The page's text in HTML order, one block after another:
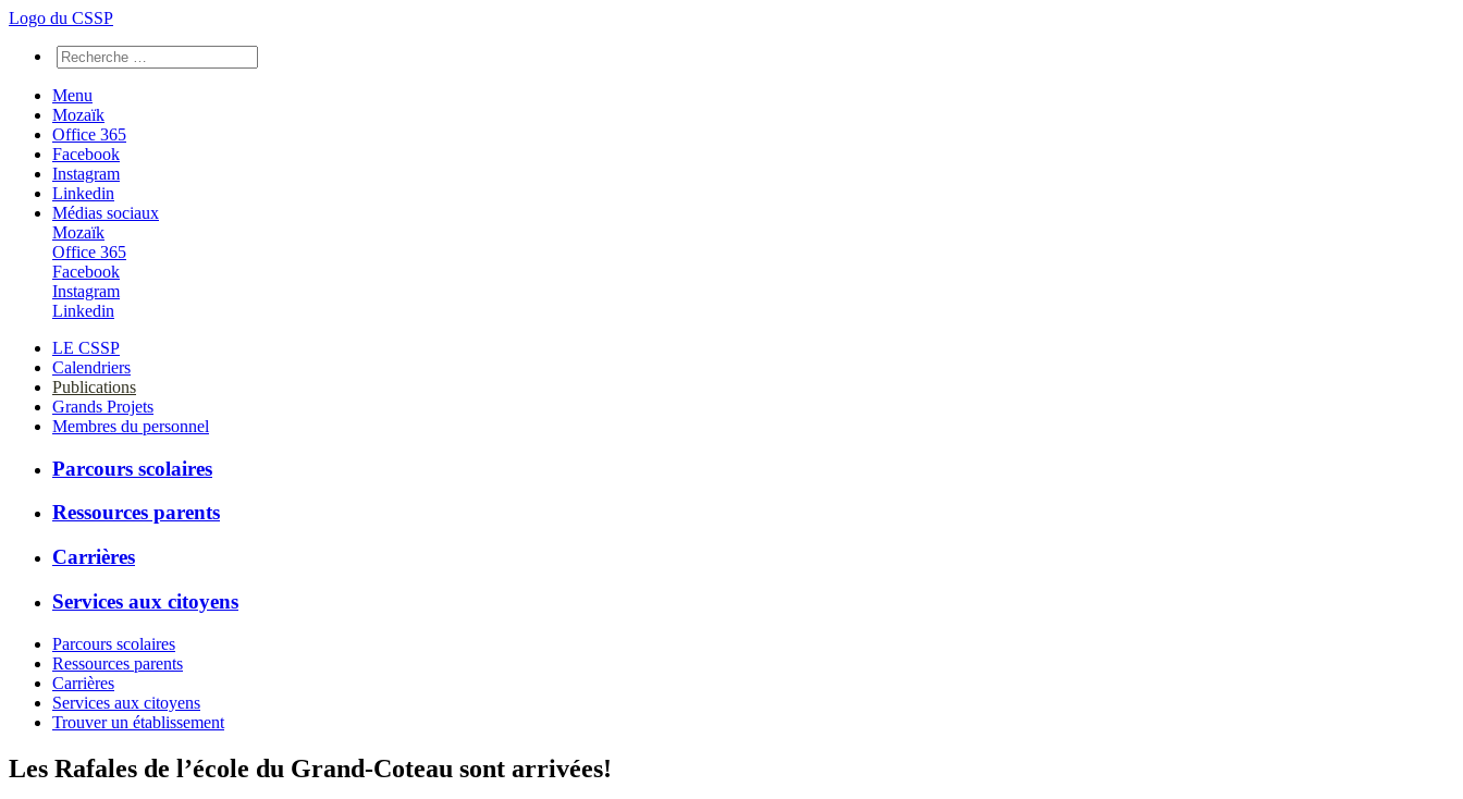
Logo du CSSP
Menu
Mozaïk
Office 365
Facebook
Instagram
Linkedin
Médias sociaux
Mozaïk
Office 365
Facebook
Instagram
Linkedin
LE CSSP
Calendriers
Publications
Grands Projets
Membres du personnel
Parcours scolaires
Ressources parents
Carrières
Services aux citoyens
Parcours scolaires
Ressources parents
Carrières
Services aux citoyens
Trouver un établissement
Les Rafales de l’école du Grand-Coteau sont arrivées!